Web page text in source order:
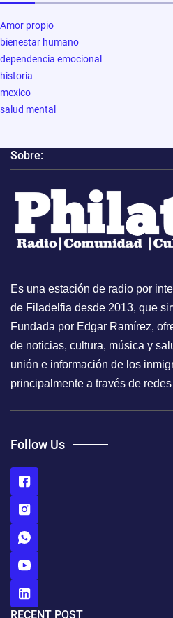
Amor propio
bienestar humano
dependencia emocional
historia
mexico
salud mental
Sobre:
Es una estación de radio por
de Filadelfia desde 2013, que
Fundada por Edgar Ramírez,
de noticias, cultura, música y
unión e información de los
principalmente a través de
Follow Us
RECENT POST